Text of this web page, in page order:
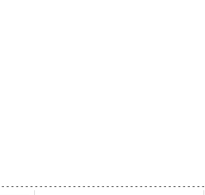
- - - - - - - - - - - - - - - - - - - - - - - - - - - - - - - - - - - - - - - - - -